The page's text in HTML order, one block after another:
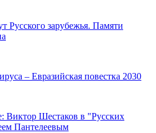
Русского зарубежья. Памяти
– Евразийская повестка 2030
Виктор Шестаков в "Русских
Пантелеевым